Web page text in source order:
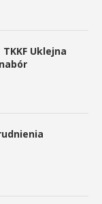
Uklejna